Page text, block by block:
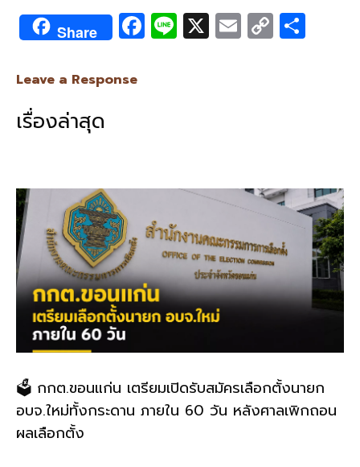
Share F
k
Li X E C
Leave a Response
เรื่องล่าสุด
🗳️ กกต.ขอนแก่น เตรียมเปิดรับสมัครเลือกตั้งนายก
อบจ.ใหม่ทั้งกระดาน ภายใน 60 วัน หลังศาลเพิกถอน
ผลเลือกตั้ง